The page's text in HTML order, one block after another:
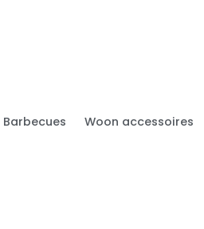
Barbecues Woon accessoires